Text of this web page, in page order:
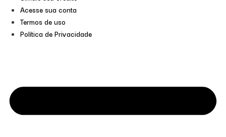
Acesse sua conta
Termos de uso
Política de Privacidade